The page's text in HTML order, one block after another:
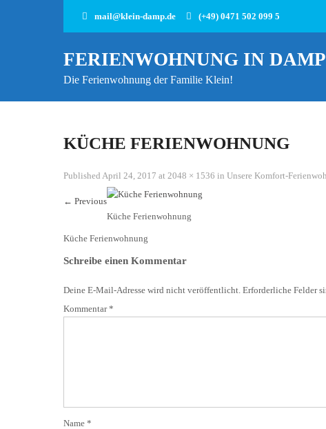
mail@klein-damp.de (+49) 0471 502 099 5
FERIENWOHNUNG IN DAMP
Die Ferienwohnung der Familie Klein!
KÜCHE FERIENWOHNUNG
Published April 24, 2017 at 2048 × 1536 in Unsere Komfort-
← Previous
Küche Ferienwohnung
Küche Ferienwohnung
Schreibe einen Kommentar
Deine E-Mail-Adresse wird nicht veröffentlicht. Erforderliche Felder
Kommentar*
Name *